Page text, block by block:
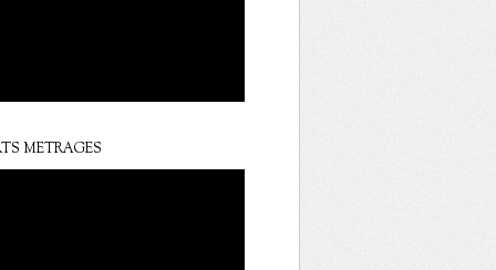
METRAGES